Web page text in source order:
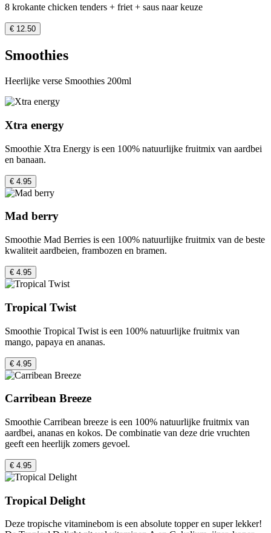
8 krokante chicken tenders + friet + saus naar keuze
€ 12.50
Smoothies
Heerlijke verse Smoothies 200ml
Xtra energy
Smoothie Xtra Energy is een 100% natuurlijke fruitmix van aardbei
en banaan.
€ 4.95
Mad berry
Smoothie Mad Berries is een 100% natuurlijke fruitmix van de beste
kwaliteit aardbeien, frambozen en bramen.
€ 4.95
Tropical Twist
Smoothie Tropical Twist is een 100% natuurlijke fruitmix van
mango, papaya en ananas.
€ 4.95
Carribean Breeze
Smoothie Carribean breeze is een 100% natuurlijke fruitmix van
aardbei, ananas en kokos. De combinatie van deze drie vruchten
geeft een heerlijk zomers gevoel.
€ 4.95
Tropical Delight
Deze tropische vitaminebom is een absolute topper en super lekker!